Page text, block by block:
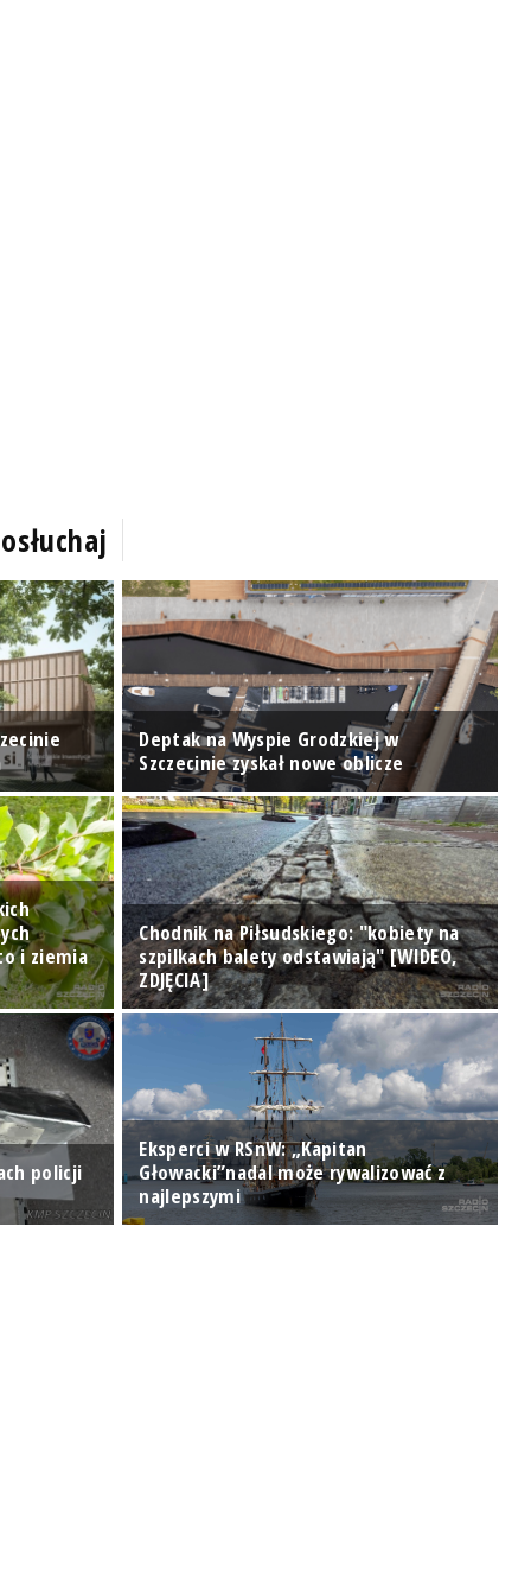
Deptak na Wyspie Grodzkiej w
Szczecinie zyskał nowe oblicze
i ziemia
Chodnik na Piłsudskiego: "kobiety na
szpilkach balety odstawiają" [WIDEO,
ZDJĘCIA]
policji
Eksperci w RSnW: „Kapitan
Głowacki”nadal może rywalizować z
najlepszymi